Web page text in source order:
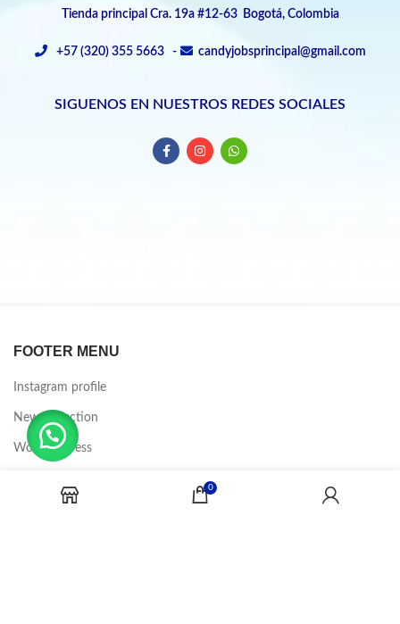
Tienda principal Cra. 19a #12-63 Bogotá, Colombia
+57 (320) 355 5663 - candyjobsprincipal@gmail.com
SIGUENOS EN NUESTROS REDES SOCIALES
FOOTER MENU
Instagram profile
New Collection
Woman Dress
0